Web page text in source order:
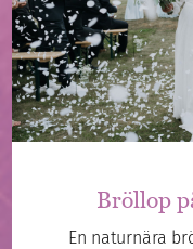
Bröllop
En naturnära